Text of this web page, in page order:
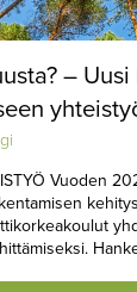
–
Vuoden